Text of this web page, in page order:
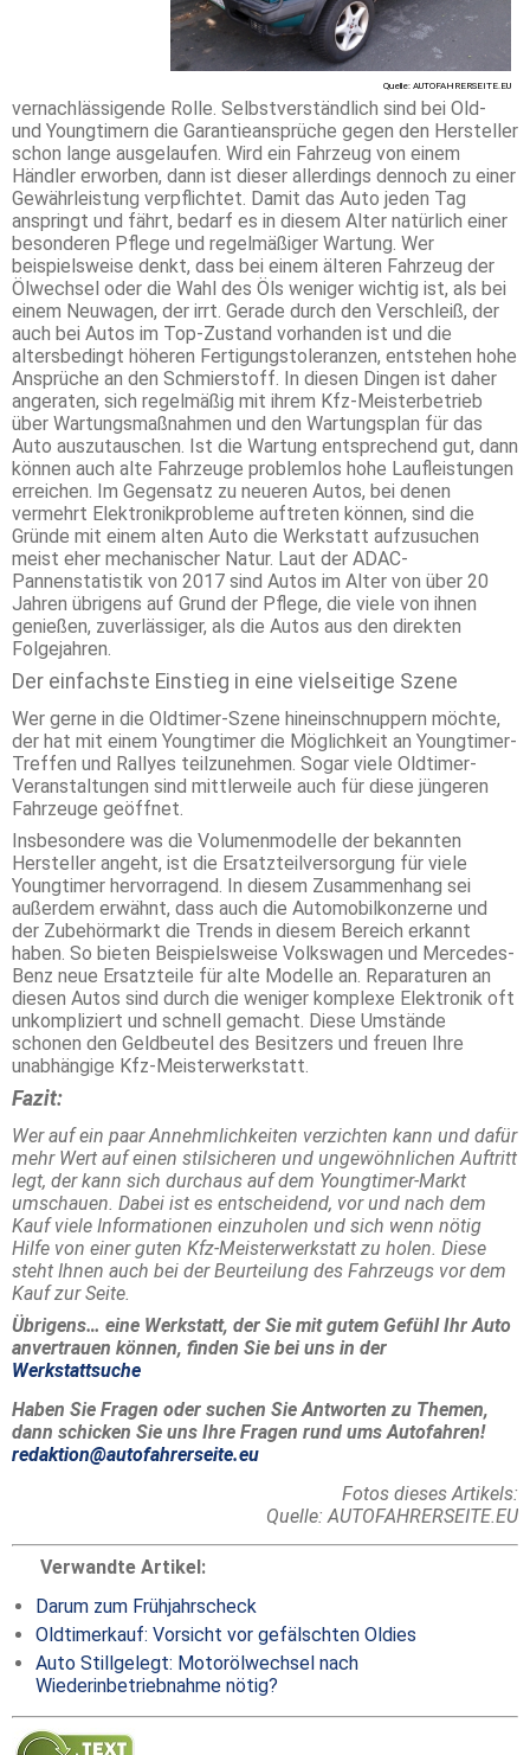
Quelle: AUTOFAHRERSEITE.EU
vernachlässigende Rolle. Selbstverständlich sind bei Old-
und Youngtimern die Garantieansprüche gegen den Hersteller
schon lange ausgelaufen. Wird ein Fahrzeug von einem
Händler erworben, dann ist dieser allerdings dennoch zu einer
Gewährleistung verpflichtet. Damit das Auto jeden Tag
anspringt und fährt, bedarf es in diesem Alter natürlich einer
besonderen Pflege und regelmäßiger Wartung. Wer
beispielsweise denkt, dass bei einem älteren Fahrzeug der
Ölwechsel oder die Wahl des Öls weniger wichtig ist, als bei
einem Neuwagen, der irrt. Gerade durch den Verschleiß, der
auch bei Autos im Top-Zustand vorhanden ist und die
altersbedingt höheren Fertigungstoleranzen, entstehen hohe
Ansprüche an den Schmierstoff. In diesen Dingen ist daher
angeraten, sich regelmäßig mit ihrem Kfz-Meisterbetrieb
über Wartungsmaßnahmen und den Wartungsplan für das
Auto auszutauschen. Ist die Wartung entsprechend gut, dann
können auch alte Fahrzeuge problemlos hohe Laufleistungen
erreichen. Im Gegensatz zu neueren Autos, bei denen
vermehrt Elektronikprobleme auftreten können, sind die
Gründe mit einem alten Auto die Werkstatt aufzusuchen
meist eher mechanischer Natur. Laut der ADAC-
Pannenstatistik von 2017 sind Autos im Alter von über 20
Jahren übrigens auf Grund der Pflege, die viele von ihnen
genießen, zuverlässiger, als die Autos aus den direkten
Folgejahren.
Der einfachste Einstieg in eine vielseitige Szene
Wer gerne in die Oldtimer-Szene hineinschnuppern möchte,
der hat mit einem Youngtimer die Möglichkeit an Youngtimer-
Treffen und Rallyes teilzunehmen. Sogar viele Oldtimer-
Veranstaltungen sind mittlerweile auch für diese jüngeren
Fahrzeuge geöffnet.
Insbesondere was die Volumenmodelle der bekannten
Hersteller angeht, ist die Ersatzteilversorgung für viele
Youngtimer hervorragend. In diesem Zusammenhang sei
außerdem erwähnt, dass auch die Automobilkonzerne und
der Zubehörmarkt die Trends in diesem Bereich erkannt
haben. So bieten Beispielsweise Volkswagen und Mercedes-
Benz neue Ersatzteile für alte Modelle an. Reparaturen an
diesen Autos sind durch die weniger komplexe Elektronik oft
unkompliziert und schnell gemacht. Diese Umstände
schonen den Geldbeutel des Besitzers und freuen Ihre
unabhängige Kfz-Meisterwerkstatt.
Fazit:
Wer auf ein paar Annehmlichkeiten verzichten kann und dafür
mehr Wert auf einen stilsicheren und ungewöhnlichen Auftritt
legt, der kann sich durchaus auf dem Youngtimer-Markt
umschauen. Dabei ist es entscheidend, vor und nach dem
Kauf viele Informationen einzuholen und sich wenn nötig
Hilfe von einer guten Kfz-Meisterwerkstatt zu holen. Diese
steht Ihnen auch bei der Beurteilung des Fahrzeugs vor dem
Kauf zur Seite.
Übrigens… eine Werkstatt, der Sie mit gutem Gefühl Ihr Auto
anvertrauen können, finden Sie bei uns in der
Werkstattsuche
Haben Sie Fragen oder suchen Sie Antworten zu Themen,
dann schicken Sie uns Ihre Fragen rund ums Autofahren!
redaktion@autofahrerseite.eu
Fotos dieses Artikels:
Quelle: AUTOFAHRERSEITE.EU
Verwandte Artikel:
Darum zum Frühjahrscheck
Oldtimerkauf: Vorsicht vor gefälschten Oldies
Auto Stillgelegt: Motorölwechsel nach
Wiederinbetriebnahme nötig?